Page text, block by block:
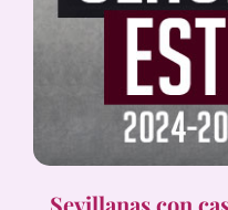
Sevillanas con